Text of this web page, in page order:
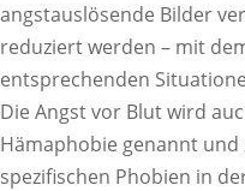
angstauslösende Bilder
reduziert werden – mit
entsprechenden
Die Angst vor Blut wird
Hämaphobie genannt und
spezifischen Phobien in